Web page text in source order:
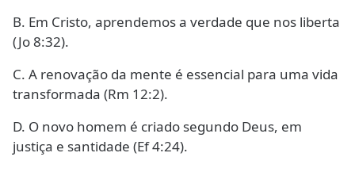
B. Em Cristo, aprendemos a verdade que nos liberta
(Jo 8:32).
C. A renovação da mente é essencial para uma vida
transformada (Rm 12:2).
D. O novo homem é criado segundo Deus, em
justiça e santidade (Ef 4:24).